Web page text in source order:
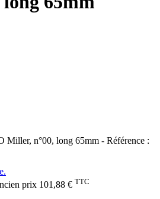
Miller, n°00, long 65mm - Référence :
prix 101,88 € TTC